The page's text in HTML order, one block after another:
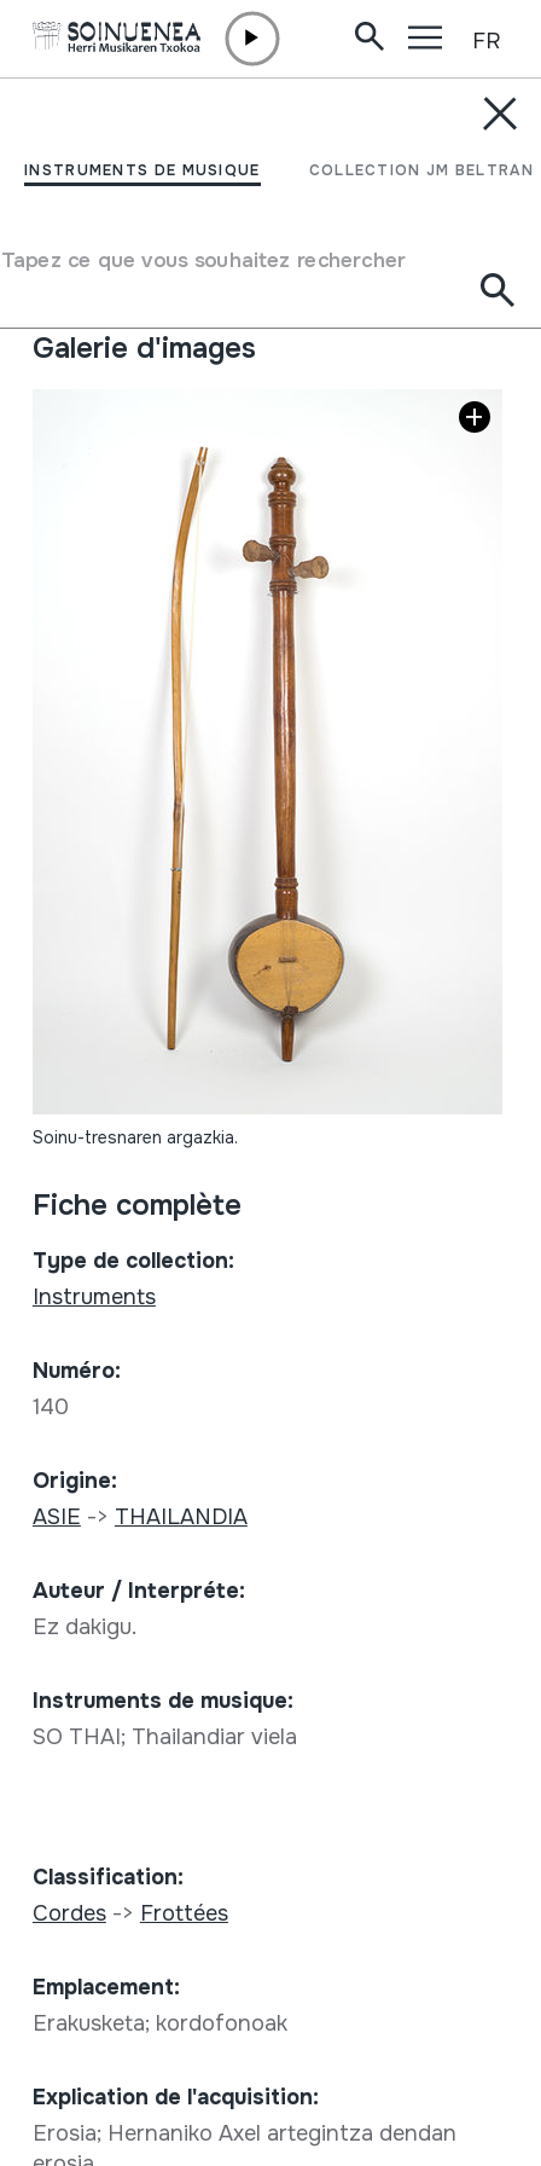
INSTRUMENTS DE MUSIQUE COLLECTION JM BELTRAN
Tapez ce que vous souhaitez rechercher
FR
SO THAI; Thailandiar
Auteur
Ez dakigu.
Frottées
Galerie d'images
Soinu-tresnaren argazkia.
Fiche complète
Type de collection:
Instruments
Numéro:
140
Origine:
ASIE -> THAILANDIA
Auteur / Interpréte:
Ez dakigu.
Instruments de musique:
SO THAI; Thailandiar viela
Classification:
Cordes-> Frottées
Emplacement:
Erakusketa; kordofonoak
Explication de l'acquisition:
Erosia; Hernaniko Axel artegintza dendan